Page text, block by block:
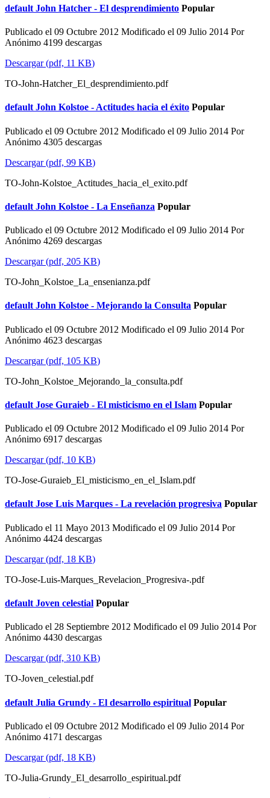
default John Hatcher - El desprendimiento Popular
Publicado el 09 Octubre 2012 Modificado el 09 Julio 2014 Por
Anónimo 4199 descargas
Descargar(pdf, 11 KB)
TO-John-Hatcher_El_desprendimiento.pdf
default John Kolstoe - Actitudes hacia el éxito Popular
Publicado el 09 Octubre 2012 Modificado el 09 Julio 2014 Por
Anónimo 4305 descargas
Descargar(pdf, 99 KB)
TO-John-Kolstoe_Actitudes_hacia_el_exito.pdf
default John Kolstoe - La Enseñanza Popular
Publicado el 09 Octubre 2012 Modificado el 09 Julio 2014 Por
Anónimo 4269 descargas
Descargar(pdf, 205 KB)
TO-John_Kolstoe_La_ensenianza.pdf
default John Kolstoe - Mejorando la Consulta Popular
Publicado el 09 Octubre 2012 Modificado el 09 Julio 2014 Por
Anónimo 4623 descargas
Descargar(pdf, 105 KB)
TO-John_Kolstoe_Mejorando_la_consulta.pdf
default Jose Guraieb - El misticismo en el Islam Popular
Publicado el 09 Octubre 2012 Modificado el 09 Julio 2014 Por
Anónimo 6917 descargas
Descargar(pdf, 10 KB)
TO-Jose-Guraieb_El_misticismo_en_el_Islam.pdf
default Jose Luis Marques - La revelación progresiva Popular
Publicado el 11 Mayo 2013 Modificado el 09 Julio 2014 Por
Anónimo 4424 descargas
Descargar(pdf, 18 KB)
TO-Jose-Luis-Marques_Revelacion_Progresiva-.pdf
default Joven celestial Popular
Publicado el 28 Septiembre 2012 Modificado el 09 Julio 2014 Por
Anónimo 4430 descargas
Descargar(pdf, 310 KB)
TO-Joven_celestial.pdf
default Julia Grundy - El desarrollo espiritual Popular
Publicado el 09 Octubre 2012 Modificado el 09 Julio 2014 Por
Anónimo 4171 descargas
Descargar(pdf, 18 KB)
TO-Julia-Grundy_El_desarrollo_espiritual.pdf